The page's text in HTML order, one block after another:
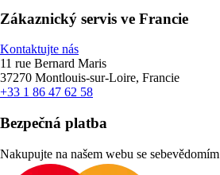
Zákaznický servis ve Francie
Kontaktujte nás
11 rue Bernard Maris
37270 Montlouis-sur-Loire, Francie
+33 1 86 47 62 58
Bezpečná platba
Nakupujte na našem webu se sebevědomím